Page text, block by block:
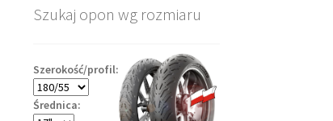
Szukaj opon wg rozmiaru
Szerokość/profil:
Średnica: